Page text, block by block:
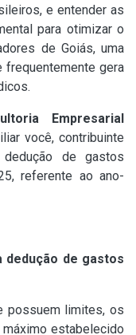
e entender as
para otimizar o
de Goiás, uma
gera
Empresarial
você, contribuinte
de gastos
referente ao ano-
dedução de gastos
possuem limites, os
estabelecido